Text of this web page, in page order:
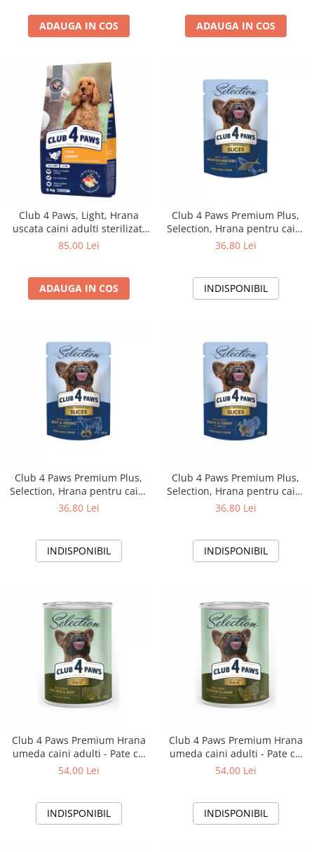
ADAUGA IN COS ADAUGA IN COS
Club 4 Paws, Light, Hrana
uscata caini adulti sterilizati
de talie medie, 5kg
85,00 Lei
ADAUGA IN COS
Club 4 Paws Premium Plus,
Selection, Hrana pentru caini
adulti de talie mica -Bucati de
36,80 Lei
INDISPONIBIL
Club 4 Paws Premium Plus,
Selection, Hrana pentru caini
adulti de talie mica -Bucati de
36,80 Lei
INDISPONIBIL
Club 4 Paws Premium Plus,
Selection, Hrana pentru caini
adulti de talie mica -Bucati de
36,80 Lei
INDISPONIBIL
Club 4 Paws Premium Hrana
umeda caini adulti - Pate cu
pui si vita, 6x400 g
54,00 Lei
INDISPONIBIL
Club 4 Paws Premium Hrana
umeda caini adulti - Pate cu
pui si miel , 6x400 g
54,00 Lei
INDISPONIBIL